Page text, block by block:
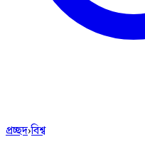
প্রচ্ছদ›বিশ্ব